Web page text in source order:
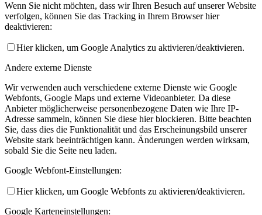
Wenn Sie nicht möchten, dass wir Ihren Besuch auf unserer Website
verfolgen, können Sie das Tracking in Ihrem Browser hier
deaktivieren:
Hier klicken, um Google Analytics zu aktivieren/deaktivieren.
Andere externe Dienste
Wir verwenden auch verschiedene externe Dienste wie Google
Webfonts, Google Maps und externe Videoanbieter. Da diese
Anbieter möglicherweise personenbezogene Daten wie Ihre IP-
Adresse sammeln, können Sie diese hier blockieren. Bitte beachten
Sie, dass dies die Funktionalität und das Erscheinungsbild unserer
Website stark beeinträchtigen kann. Änderungen werden wirksam,
sobald Sie die Seite neu laden.
Google Webfont-Einstellungen:
Hier klicken, um Google Webfonts zu aktivieren/deaktivieren.
Google Karteneinstellungen: